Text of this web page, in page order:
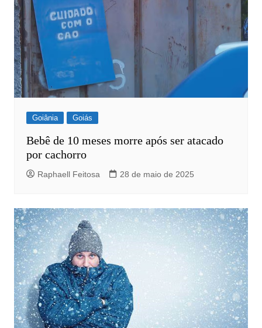
Goiânia Goiás
Bebê de 10 meses morre após ser atacado
por cachorro
Raphaell Feitosa 28 de maio de 2025